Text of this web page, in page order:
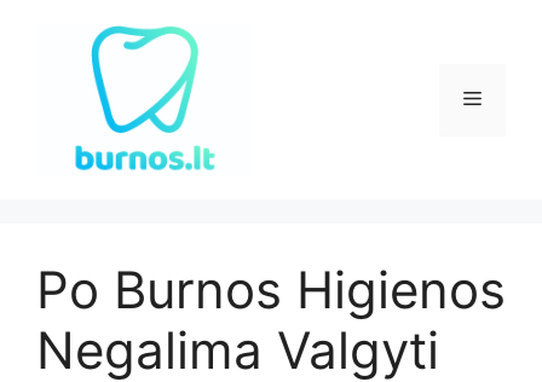
Meniu
Po Burnos Higienos
Negalima Valgyti